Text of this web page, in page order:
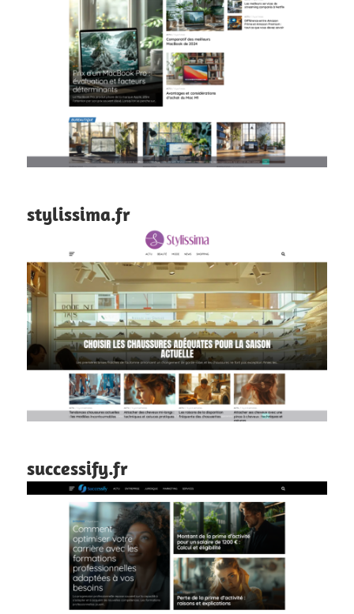
stylissima.fr
successify.fr